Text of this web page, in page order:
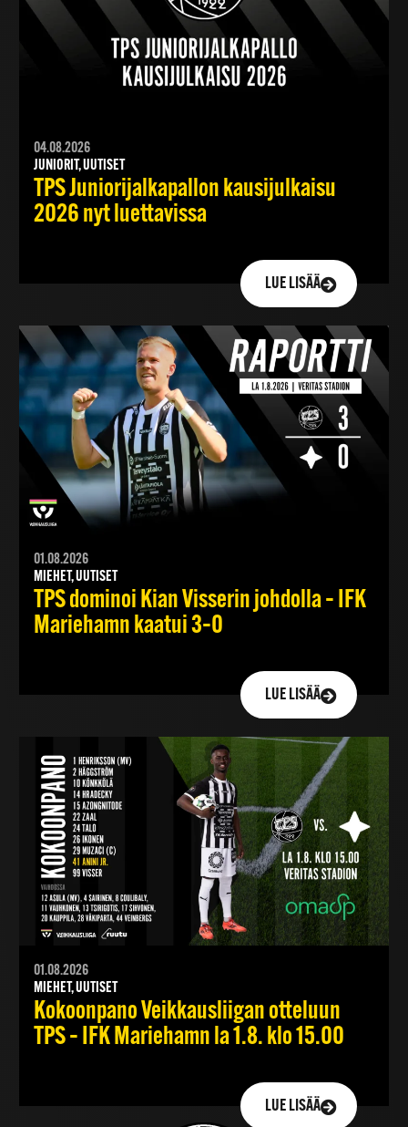
04.08.2026
JUNIORIT, UUTISET
TPS Juniorijalkapallon kausijulkaisu
2026 nyt luettavissa
LUE LISÄÄ
01.08.2026
MIEHET, UUTISET
TPS dominoi Kian Visserin johdolla – IFK
Mariehamn kaatui 3–0
LUE LISÄÄ
01.08.2026
MIEHET, UUTISET
Kokoonpano Veikkausliigan otteluun
TPS – IFK Mariehamn la 1.8. klo 15.00
LUE LISÄÄ